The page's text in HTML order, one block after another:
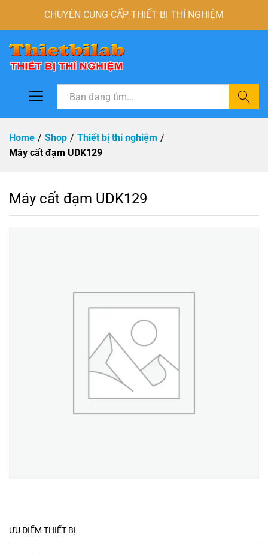
CHUYÊN CUNG CẤP THIẾT BỊ THÍ NGHIỆM
Tìm
Home / Shop / Thiết bị thí nghiệm /
Máy cất đạm UDK129
Máy cất đạm UDK129
ƯU ĐIỂM THIẾT BỊ